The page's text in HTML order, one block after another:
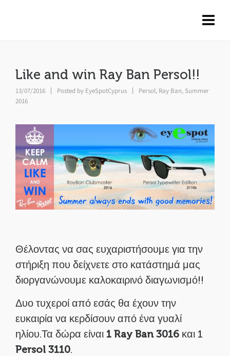
Like and win Ray Ban Persol!!
13/07/2016 Posted by EyeSpotCyprus Persol, Ray Ban, Summer
2016
Θέλοντας να σας ευχαριστήσουμε για την
στήριξη που δείχνετε στο κατάστημά μας
διοργανώνουμε καλοκαιρινό διαγωνισμό!!
Δυο τυχεροί από εσάς θα έχουν την
ευκαιρία να κερδίσουν από ένα γυαλί
ηλίου.Τα δώρα είναι 1 Ray Ban 3016 και 1
Persol 3110.